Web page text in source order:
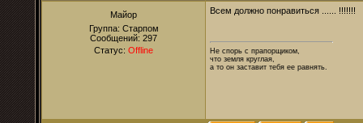
Майор
Группа: Старпом
Сообщений: 297
Статус: Offline
Всем должно понравиться ...... !!!!!!!
Не спорь с прапорщиком,
что земля круглая,
а то он заставит тебя ее равнять.